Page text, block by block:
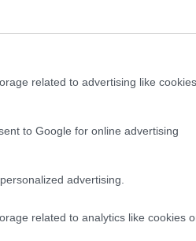
related to advertising like
to Google for online advertising
advertising.
related to analytics like cookies
Νίνα Άσλαμ, η
υποδοχείς μέσω των
τόνισε και πρόσθεσε
ικανότητα να
να εμφανιστεί σε